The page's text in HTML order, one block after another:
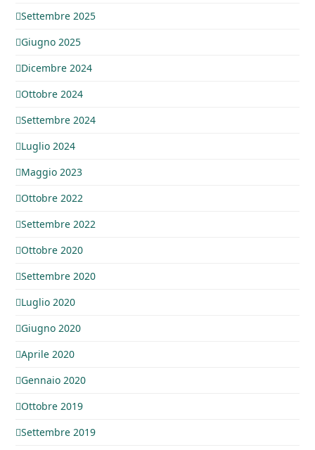
Settembre 2025
Giugno 2025
Dicembre 2024
Ottobre 2024
Settembre 2024
Luglio 2024
Maggio 2023
Ottobre 2022
Settembre 2022
Ottobre 2020
Settembre 2020
Luglio 2020
Giugno 2020
Aprile 2020
Gennaio 2020
Ottobre 2019
Settembre 2019